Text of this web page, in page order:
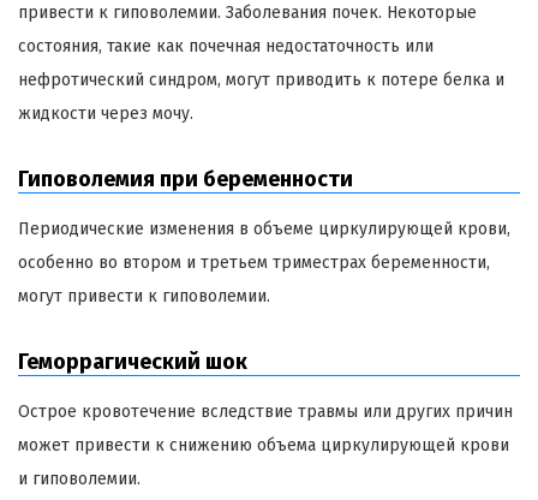
привести к гиповолемии. Заболевания почек. Некоторые
состояния, такие как почечная недостаточность или
нефротический синдром, могут приводить к потере белка и
жидкости через мочу.
Гиповолемия при беременности
Периодические изменения в объеме циркулирующей крови,
особенно во втором и третьем триместрах беременности,
могут привести к гиповолемии.
Геморрагический шок
Острое кровотечение вследствие травмы или других причин
может привести к снижению объема циркулирующей крови
и гиповолемии.